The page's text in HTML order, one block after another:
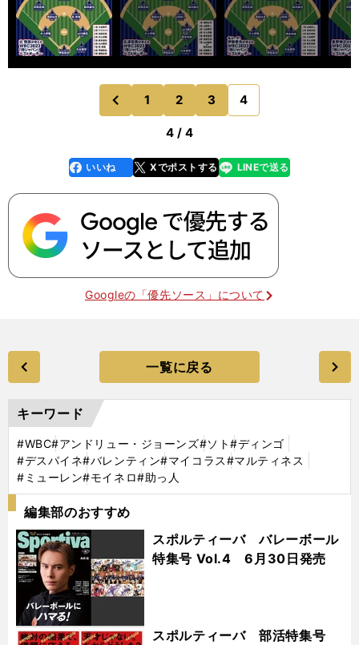
前
のページへ
1 2 3 4
4 / 4
faceboo
k
いいね Xでポストする
line LINEで送る
Googleの「優先ソース」について
一覧に戻る
キーワード
#WBC#アンドリュー・ジョーンズ#ソト#ディンゴ
#デスパイネ#バレンティン#マイコラス#マルティネス
#ミューレン#モイネロ#助っ人
編集部のおすすめ
スポルティーバ バレーボール
特集号 Vol.4 6月30日発売
スポルティーバ 部活特集号